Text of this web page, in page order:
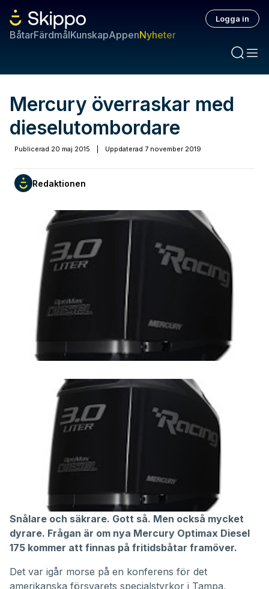
BåtarFärdmålKunskapAppenNyheter
Logga in
Mercury överraskar med
dieselutombordare
Publicerad 20 maj 2015 Uppdaterad 7 november 2019
Redaktionen
Snålare och säkrare. Gott så. Men också mycket
dyrare. Frågan är om nya Mercury Optimax Diesel
175 kommer att finnas på fritidsbåtar framöver.
Det var igår morse på en konferens för det
amerikanska försvarets specialstyrkor i Tampa,